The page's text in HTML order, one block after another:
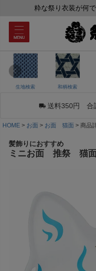
粋な祭り衣装が何
生地検索 和柄検索
送料350円 合
HOME お面 お面 猫面 商品
髪飾りにおすすめ
ミニお面 推祭 猫